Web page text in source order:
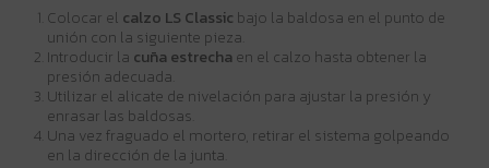
Colocar el calzo LS Classic bajo la baldosa en el punto de
unión con la siguiente pieza.
Introducir la cuña estrecha en el calzo hasta obtener la
presión adecuada.
Utilizar el alicate de nivelación para ajustar la presión y
enrasar las baldosas.
Una vez fraguado el mortero, retirar el sistema golpeando
en la dirección de la junta.